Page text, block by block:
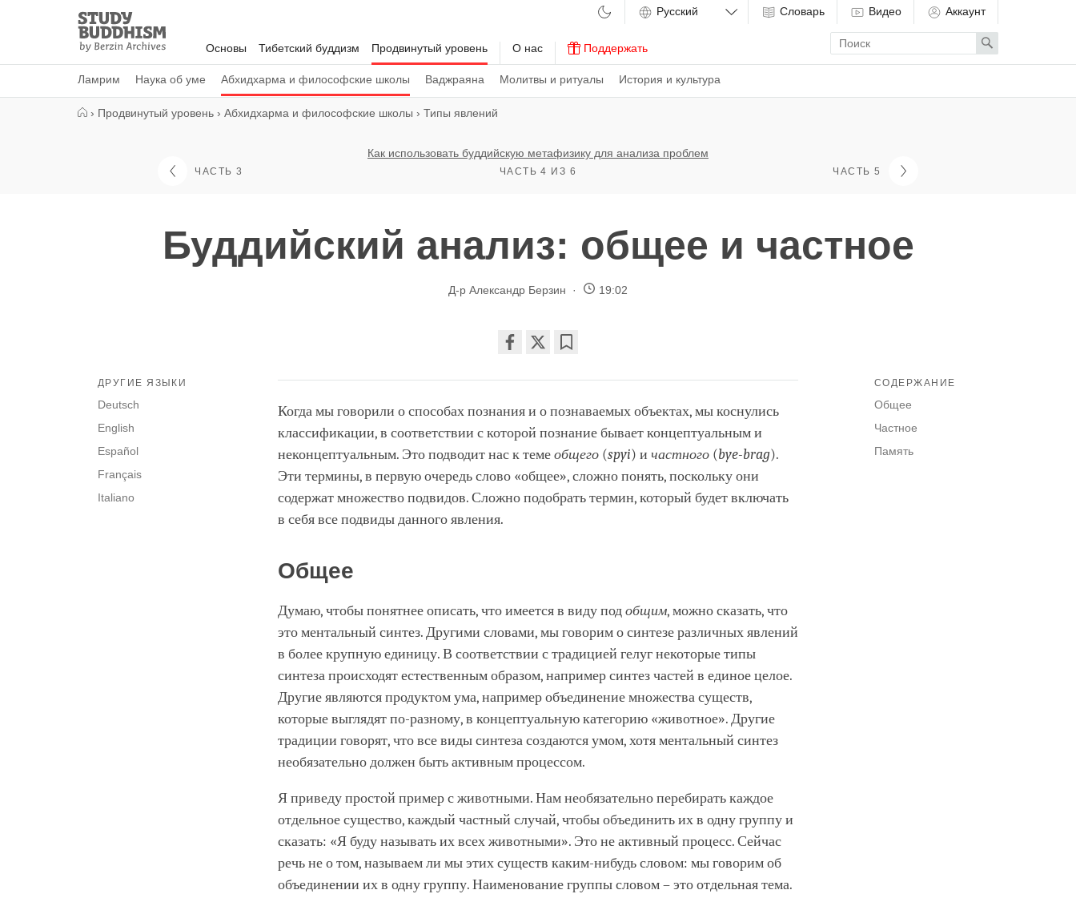
Study
Buddhism
Home
Основы Тибетский буддизм Продвинутый уровень
Ламрим Наука об уме Абхидхарма и философские школы Ваджраяна Молитвы и ритуалы История и культура
О нас Поддержать
Словарь Видео Аккаунт
Enter
search
term
Search
› Продвинутый уровень › Абхидхарма и философские школы › Типы явлений
ЧАСТЬ 3
Как использовать буддийскую метафизику для анализа проблем
ЧАСТЬ 4 ИЗ 6 ЧАСТЬ 5
Буддийский анализ: общее и частное
Д-р Александр Берзин 19:02
on
facebook
СОДЕРЖАНИЕ
Общее
Частное
Память
ДРУГИЕ ЯЗЫКИ
Deutsch
English
Español
Français
Italiano
Когда мы говорили о способах познания и о познаваемых объектах, мы коснулись
классификации, в соответствии с которой познание бывает концептуальным и
неконцептуальным. Это подводит нас к темеобщего (spyi) и частного (bye-brag).
Эти термины, в первую очередь слово «общее», сложно понять, поскольку они
содержат множество подвидов. Сложно подобрать термин, который будет включать
в себя все подвиды данного явления.
Общее
Думаю, чтобы понятнее описать, что имеется в виду подобщим, можно сказать, что
это ментальный синтез. Другими словами, мы говорим о синтезе различных явлений
в более крупную единицу. В соответствии с традицией гелуг некоторые типы
синтеза происходят естественным образом, например синтез частей в единое целое.
Другие являются продуктом ума, например объединение множества существ,
которые выглядят по-разному, в концептуальную категорию «животное». Другие
традиции говорят, что все виды синтеза создаются умом, хотя ментальный синтез
необязательно должен быть активным процессом.
Я приведу простой пример с животными. Нам необязательно перебирать каждое
отдельное существо, каждый частный случай, чтобы объединить их в одну группу и
сказать: «Я буду называть их всех животными». Это не активный процесс. Сейчас
речь не о том, называем ли мы этих существ каким-нибудь словом: мы говорим об
объединении их в одну группу. Наименование группы словом – это отдельная тема.